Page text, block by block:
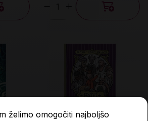
Količina
želimo omogočiti najboljšo